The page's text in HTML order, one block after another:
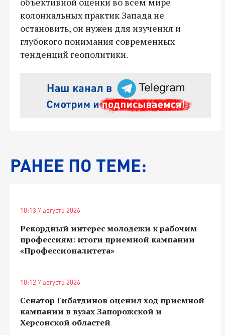
колониальных практик Запада не
остановить, он нужен для изучения и
глубокого понимания современных
тенденций геополитики.
РАНЕЕ ПО ТЕМЕ:
18:13 7 августа 2026
Рекордный интерес молодежи к рабочим
профессиям: итоги приемной кампании
«Профессионалитета»
18:12 7 августа 2026
Сенатор Гибатдинов оценил ход приемной
кампании в вузах Запорожской и
Херсонской областей